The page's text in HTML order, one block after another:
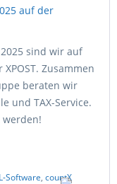
sind wir auf
Zusammen
beraten wir
und TAX-Service.
werden!
Software, countX